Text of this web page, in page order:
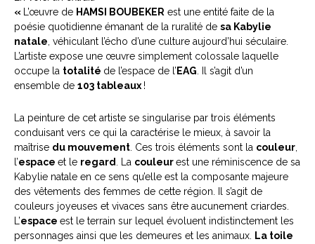
«
L’œuvre de HAMSI BOUBEKER est une entité faite de la
poésie quotidienne émanant de la ruralité de sa Kabylie
natale , véhiculant l’écho d’une culture aujourd’hui séculaire.
L’artiste expose une œuvre simplement colossale laquelle
occupe la totalité de l’espace de l’ EAG . Il s’agit d’un
ensemble de 103 tableaux !
La peinture de cet artiste se singularise par trois éléments
conduisant vers ce qui la caractérise le mieux, à savoir la
maîtrise du mouvement . Ces trois éléments sont la couleur
l’espace et le regard . La couleurest une réminiscence de sa
Kabylie natale en ce sens qu’elle est la composante majeure
des vêtements des femmes de cette région. Il s’agit de
couleurs joyeuses et vivaces sans être aucunement criardes.
L’espace est le terrain sur lequel évoluent indistinctement les
personnages ainsi que les demeures et les animaux.
La toile